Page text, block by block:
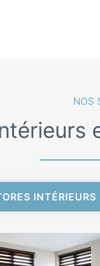
NOS
INTÉRIEURS